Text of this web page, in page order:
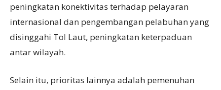
peningkatan konektivitas terhadap pelayaran
internasional dan pengembangan pelabuhan yang
disinggahi Tol Laut, peningkatan keterpaduan
antar wilayah.
Selain itu, prioritas lainnya adalah pemenuhan